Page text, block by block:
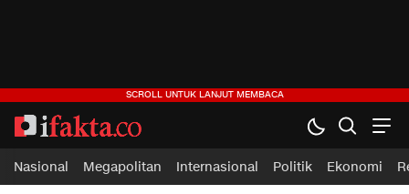
ifakta.co
#pastibenar
Nasional Megapolitan Internasional Politik Ekonomi